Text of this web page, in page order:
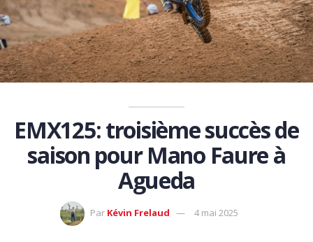
EMX125: troisième succès de
saison pour Mano Faure à
Agueda
Par Kévin Frelaud 4 mai 2025